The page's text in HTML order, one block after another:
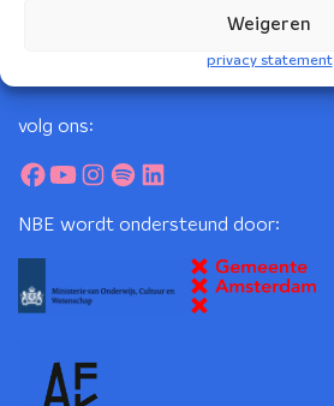
Weigeren
privacy statement
volg ons:
NBE wordt ondersteund door: